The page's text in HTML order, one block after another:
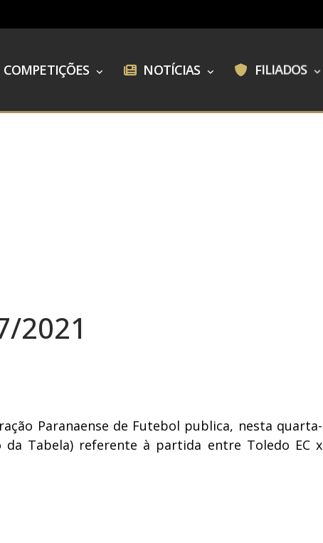
COMPETIÇÕES NOTÍCIAS FILIADOS
2021
Paranaense de Futebol publica, nesta quarta-
Tabela) referente à partida entre Toledo EC x